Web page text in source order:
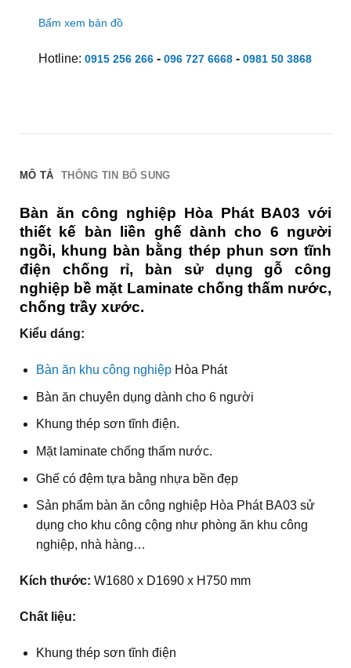
Bấm xem bản đồ
Hotline: 0915 256 266- 096 727 6668- 0981 50 3868
MÔ TẢ THÔNG TIN BỔ SUNG
Bàn ăn công nghiệp Hòa Phát BA03 với
thiết kế bàn liền ghế dành cho 6 người
ngồi, khung bàn bằng thép phun sơn tĩnh
điện chống rỉ, bàn sử dụng gỗ công
nghiệp bề mặt Laminate chống thấm nước,
chống trầy xước.
Kiểu dáng:
Bàn ăn khu công nghiệpHòa Phát
Bàn ăn chuyên dụng dành cho 6 người
Khung thép sơn tĩnh điện.
Mặt laminate chống thấm nước.
Ghế có đệm tựa bằng nhựa bền đẹp
Sản phẩm bàn ăn công nghiệp Hòa Phát BA03 sử
dụng cho khu công cộng như phòng ăn khu công
nghiệp, nhà hàng…
Kích thước: W1680 x D1690 x H750 mm
Chất liệu:
Khung thép sơn tĩnh điện